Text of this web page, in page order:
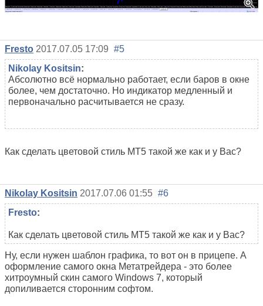
Fresto 2017.07.05 17:09 #5
Nikolay Kositsin:
Абсолютно всё нормально работает, если баров в окне
более, чем достаточно. Но индикатор медленный и
первоначально расчитывается не сразу.
Как сделать цветовой стиль MT5 такой же как и у Вас?
Nikolay Kositsin 2017.07.06 01:55 #6
Fresto:
Как сделать цветовой стиль MT5 такой же как и у Вас?
Ну, если нужен шаблон графика, то вот он в прицепе. А
оформление самого окна Метатрейдера - это более
хитроумный скин самого Windows 7, который
допиливается сторонним софтом.